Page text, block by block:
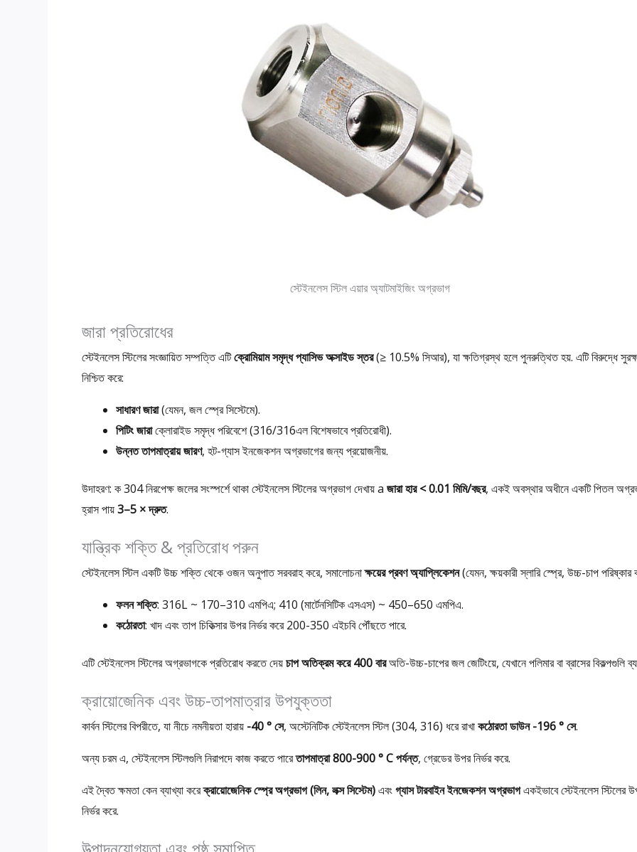
স্টেইনলেস স্টিল এয়ার অ্যাটমাইজিং অগ্রভাগ
জারা প্রতিরোধের
স্টেইনলেস স্টিলের সংজ্ঞায়িত সম্পত্তি এটিক্রোমিয়াম সমৃদ্ধ প্যাসিভ অক্সাইড স্তর(≥ 10.5% সিআর), যা ক্ষতিগ্রস্থ হলে পুনরুত্থিত হয়. এটি বিরুদ্ধে
নিশ্চিত করে:
সাধারণ জারা(যেমন, জল স্প্রে সিস্টেমে).
পিটিং জারাক্লোরাইড সমৃদ্ধ পরিবেশে (316/316এল বিশেষভাবে প্রতিরোধী).
উন্নত তাপমাত্রায় জারণ, হট-গ্যাস ইনজেকশন অগ্রভাগের জন্য প্রয়োজনীয়.
উদাহরণ: ক 304 নিরপেক্ষ জলের সংস্পর্শে থাকা স্টেইনলেস স্টিলের অগ্রভাগ দেখায় a জারা হার < 0.01 মিমি/বছর, একই অবস্থার অধীনে একটি পিতল
হ্রাস পায়3–5 × দ্রুত.
যান্ত্রিক শক্তি & প্রতিরোধ পরুন
স্টেইনলেস স্টিল একটি উচ্চ শক্তি থেকে ওজন অনুপাত সরবরাহ করে, সমালোচনাক্ষয়ের প্রবণ অ্যাপ্লিকেশন(যেমন, ক্ষয়কারী স্লারি স্প্রে, উচ্চ-চাপ পরিষ্কার
ফলন শক্তি: 316L ~ 170–310 এমপিএ; 410 (মার্টেনসিটিক এসএস) ~ 450–650 এমপিএ.
কঠোরতা: খাদ এবং তাপ চিকিত্সার উপর নির্ভর করে 200-350 এইচবি পৌঁছতে পারে.
এটি স্টেইনলেস স্টিলের অগ্রভাগকে প্রতিরোধ করতে দেয়চাপ অতিক্রম করে 400 বারঅতি-উচ্চ-চাপের জল জেটিংয়ে, যেখানে পলিমার বা ব্রাসের বিকল্পগুলি
ক্রায়োজেনিক এবং উচ্চ-তাপমাত্রার উপযুক্ততা
কার্বন স্টিলের বিপরীতে, যা নীচে নমনীয়তা হারায় -40 ° সে, অস্টেনিটিক স্টেইনলেস স্টিল (304, 316) ধরে রাখাকঠোরতা ডাউন -196 ° সে.
অন্য চরম এ, স্টেইনলেস স্টিলগুলি নিরাপদে কাজ করতে পারেতাপমাত্রা 800-900 ° C পর্যন্ত, গ্রেডের উপর নির্ভর করে.
এই দ্বৈত ক্ষমতা কেন ব্যাখ্যা করেক্রায়োজেনিক স্প্রে অগ্রভাগ (লিন, লক্স সিস্টেম)এবংগ্যাস টারবাইন ইনজেকশন অগ্রভাগএকইভাবে স্টেইনলেস স্টিলের
নির্ভর করে.